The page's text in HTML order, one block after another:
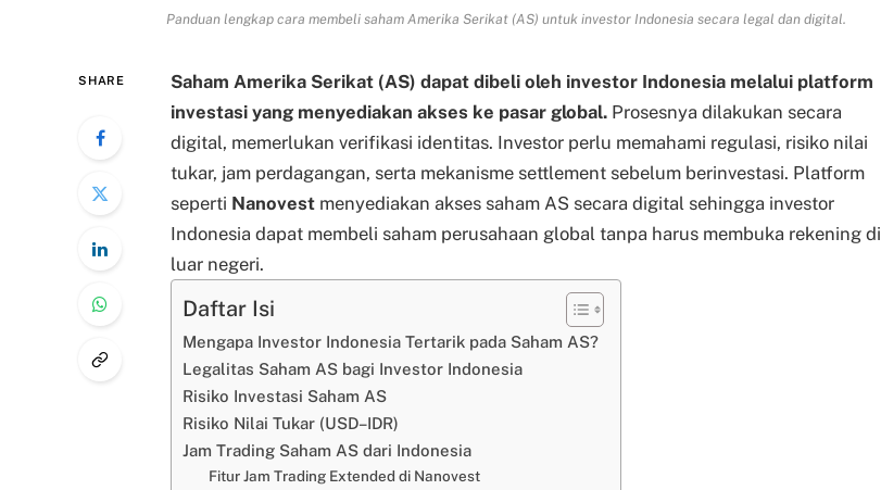
Panduan lengkap cara membeli saham Amerika Serikat (AS) untuk investor Indonesia secara legal dan digital.
SHARE
Saham Amerika Serikat (AS) dapat dibeli oleh investor Indonesia melalui platform
investasi yang menyediakan akses ke pasar global. Prosesnya dilakukan secara
digital, memerlukan verifikasi identitas. Investor perlu memahami regulasi, risiko nilai
tukar, jam perdagangan, serta mekanisme settlement sebelum berinvestasi. Platform
seperti Nanovest menyediakan akses saham AS secara digital sehingga investor
Indonesia dapat membeli saham perusahaan global tanpa harus membuka rekening di
luar negeri.
Daftar Isi
Mengapa Investor Indonesia Tertarik pada Saham AS?
Legalitas Saham AS bagi Investor Indonesia
Risiko Investasi Saham AS
Risiko Nilai Tukar (USD–IDR)
Jam Trading Saham AS dari Indonesia
Fitur Jam Trading Extended di Nanovest